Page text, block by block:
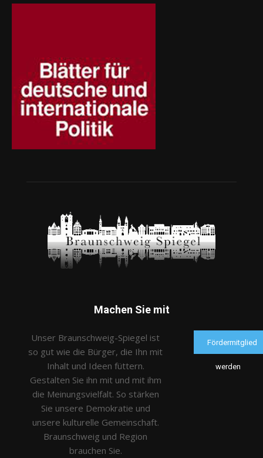
Machen Sie mit
Unser Braunschweig-Spiegel ist
so gut wie die Bürger, die Ihn mit
Inhalt und Ideen füttern.
Gestalten Sie ihn mit und mit ihm
die Meinungsvielfalt. So stärken
Sie unsere Demokratie und
unsere kulturelle Gemeinschaft.
Braunschweig und Region
brauchen Sie.
Fördermitglied
werden